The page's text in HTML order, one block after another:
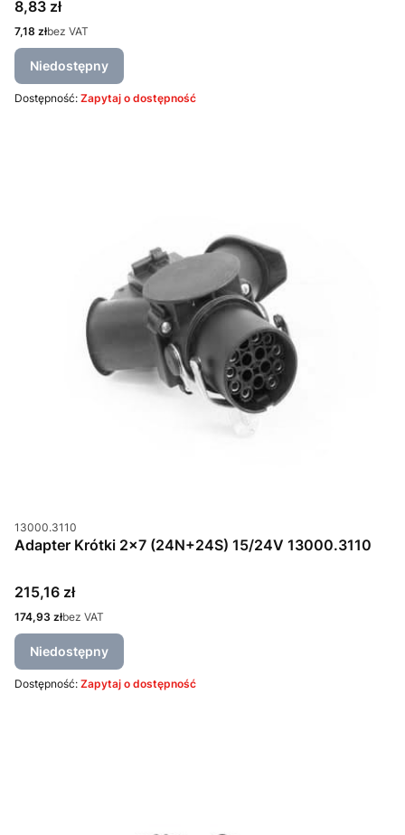
Cena
8,83 zł
Cena
7,18 złbez VAT
Niedostępny
Dostępność: Zapytaj o dostępność
Kod produktu
13000.3110
Adapter Krótki 2x7 (24N+24S) 15/24V 13000.3110
Cena
215,16 zł
Cena
174,93 złbez VAT
Niedostępny
Dostępność: Zapytaj o dostępność